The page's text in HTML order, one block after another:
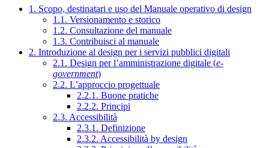
1. Scopo, destinatari e uso del Manuale operativo di design
1.1. Versionamento e storico
1.2. Consultazione del manuale
1.3. Contribuisci al manuale
2. Introduzione al design per i servizi pubblici digitali
2.1. Design per l’amministrazione digitale (e-
government)
2.2. L’approccio progettuale
2.2.1. Buone pratiche
2.2.2. Principi
2.3. Accessibilità
2.3.1. Definizione
2.3.2. Accessibilità by design